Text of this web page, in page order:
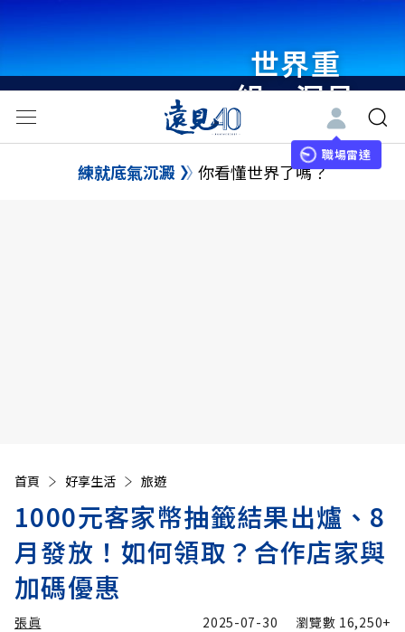
世界重
組・洞見
未來 與
世界領袖
職場雷達
練就底氣沉澱 你看懂世界了嗎？
首頁 好享生活 旅遊
1000元客家幣抽籤結果出爐、8
月發放！如何領取？合作店家與
加碼優惠
張眞 2025-07-30 瀏覽數 16,250+